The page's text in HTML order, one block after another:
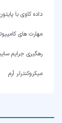
داده کاوی با
مهارت های
رهگیری جرایم
میکروکنترلر آرم